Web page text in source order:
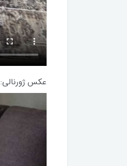
عکس ژورنالی: